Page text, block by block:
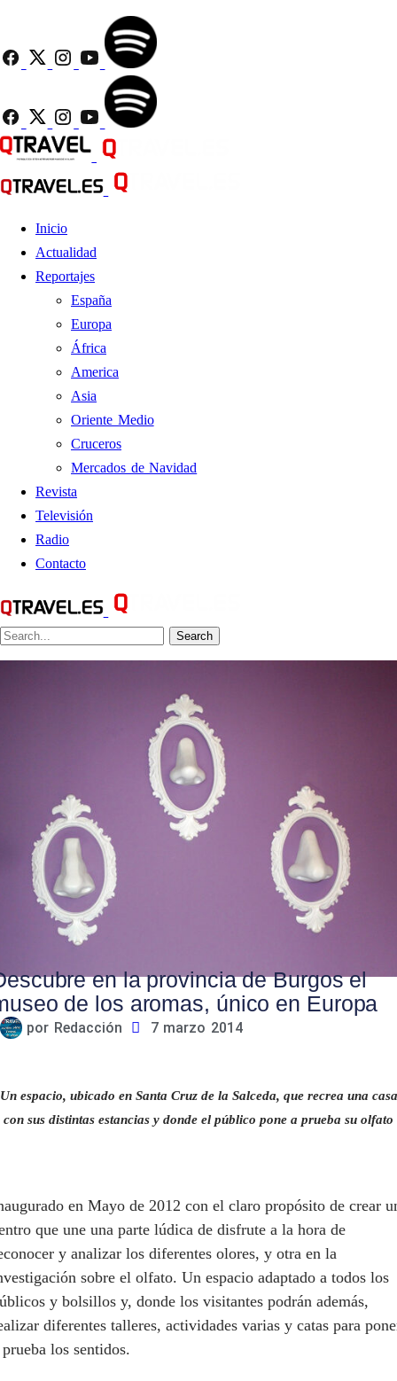
Inicio
Actualidad
Reportajes
España
Europa
África
America
Asia
Oriente Medio
Cruceros
Mercados de Navidad
Revista
Televisión
Radio
Contacto
Search
en la provincia de Burgos el
de los aromas, único en Europa
por Redacción 7 marzo 2014
Un espacio, ubicado en Santa Cruz de la Salceda, que recrea una casa
con sus distintas estancias y donde el público pone a prueba su olfato
en Mayo de 2012 con el claro propósito de crear
que une una parte lúdica de disfrute a la hora de
y analizar los diferentes olores, y otra en la
sobre el olfato. Un espacio adaptado a todos los
y bolsillos y, donde los visitantes podrán además,
diferentes talleres, actividades varias y catas para
los sentidos.